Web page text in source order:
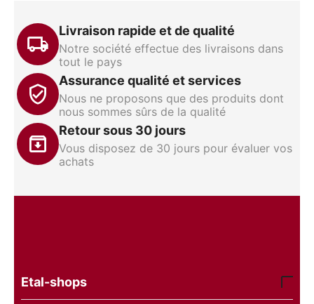
Livraison rapide et de qualité
Notre société effectue des livraisons dans
tout le pays
Assurance qualité et services
Nous ne proposons que des produits dont
nous sommes sûrs de la qualité
Retour sous 30 jours
Vous disposez de 30 jours pour évaluer vos
achats
Etal-shops